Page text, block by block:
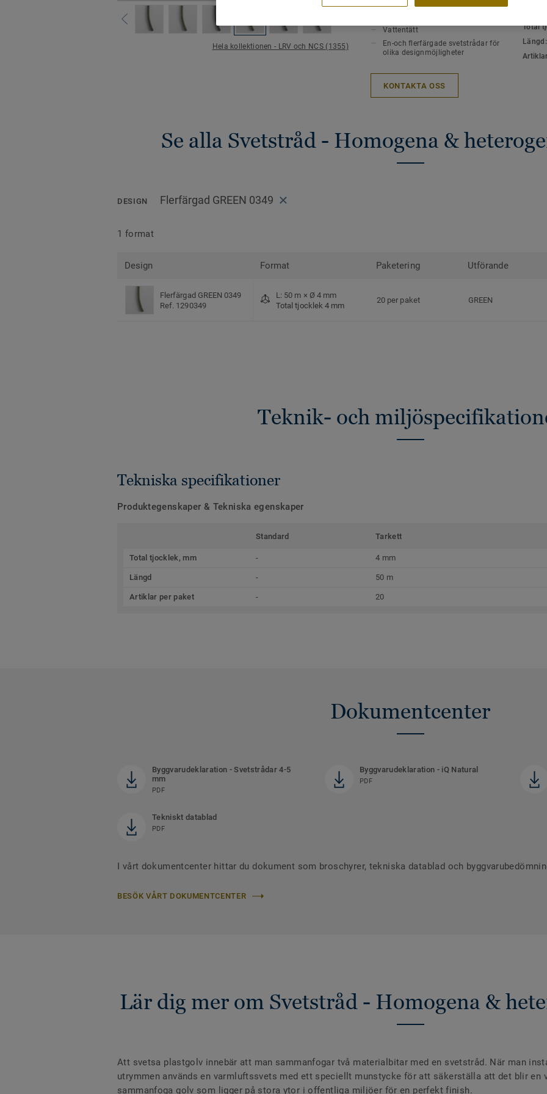
Hela kollektionen - LRV och NCS (1355)
ytor i offentliga miljöer för en perfekt
Ytor som är sammanfogade med
eftersom smuts inte fastnar i skarvarna
Vattentätt
En-och flerfärgade svetstrådar för
olika designmöjligheter
Total
KONTAKTA OSS
Se alla Svetstråd - Homogena &
DESIGN Flerfärgad GREEN 0349
1 format
Design Format Paketering Utförande
Flerfärgad GREEN 0349
Ref. 1290349
L: 50 m × Ø 4 mm
Total tjocklek 4 mm
20 per paket GREEN
Teknik- och
Tekniska specifikationer
Produktegenskaper & Tekniska egenskaper
Standard Tarkett
Total tjocklek, mm - 4 mm
Längd - 50 m
Artiklar per paket - 20
Dokumentcenter
Byggvarudeklaration - Svetstrådar 4-5
mm
PDF
Byggvarudeklaration - iQ Natural
PDF
Tekniskt datablad
PDF
I vårt dokumentcenter hittar du dokument som broschyrer, tekniska datablad och
BESÖK VÅRT DOKUMENTCENTER
Lär dig mer om Svetstråd - Homogena &
Att svetsa plastgolv innebär att man sammanfogar två materialbitar med en svetstråd. När man
utrymmen används en varmluftssvets med ett speciellt munstycke för att säkerställa att det blir en
sammanfoga golv som ligger på stora ytor i offentliga miljöer för en perfekt finish.